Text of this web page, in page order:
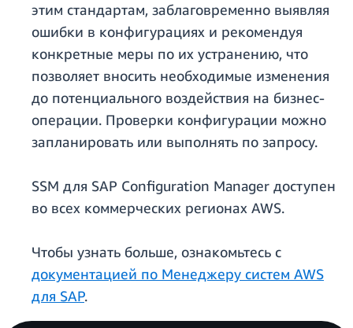
этим стандартам, заблаговременно выявляя
ошибки в конфигурациях и рекомендуя
конкретные меры по их устранению, что
позволяет вносить необходимые изменения
до потенциального воздействия на бизнес-
операции. Проверки конфигурации можно
запланировать или выполнять по запросу.
SSM для SAP Configuration Manager доступен
во всех коммерческих регионах AWS.
Чтобы узнать больше, ознакомьтесь с
документацией по Менеджеру систем AWS
для SAP.